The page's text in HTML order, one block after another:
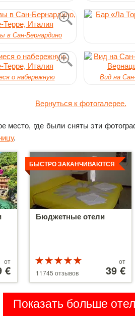
в Сан-Бернардино
о набережную Вид на
Вернуться к фотогалерее.
место, где были сняты эти
.
от
€
Бюджетные отели
БЫСТРО ЗАКАНЧИВАЮТСЯ
11745 отзывов 110 €
от
39 €
Детальнее
Показать больше